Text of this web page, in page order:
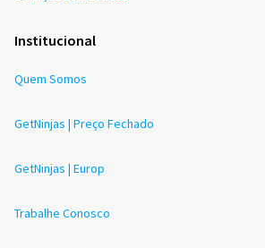
Institucional
Quem Somos
GetNinjas | Preço Fechado
GetNinjas | Europ
Trabalhe Conosco